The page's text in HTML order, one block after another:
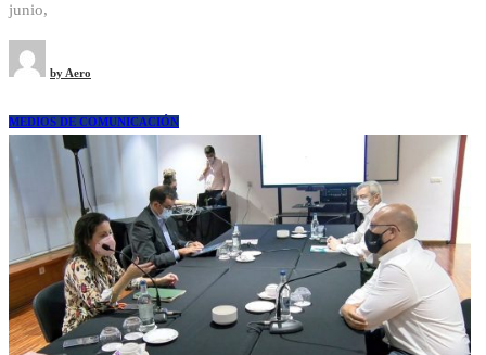
junio,
by Aero
MEDIOS DE COMUNICACIÓN